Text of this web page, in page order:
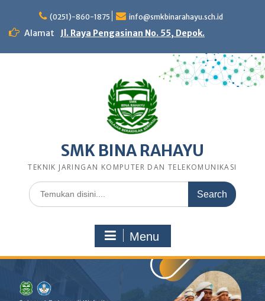
content
(0251)-860-1875 info@smkbinarahayu.sch.id
Alamat Jl. Raya Pengasinan No. 55, Depok.
SMK BINA RAHAYU
TEKNIK JARINGAN KOMPUTER DAN TELEKOMUNIKASI
Search
for:
Menu